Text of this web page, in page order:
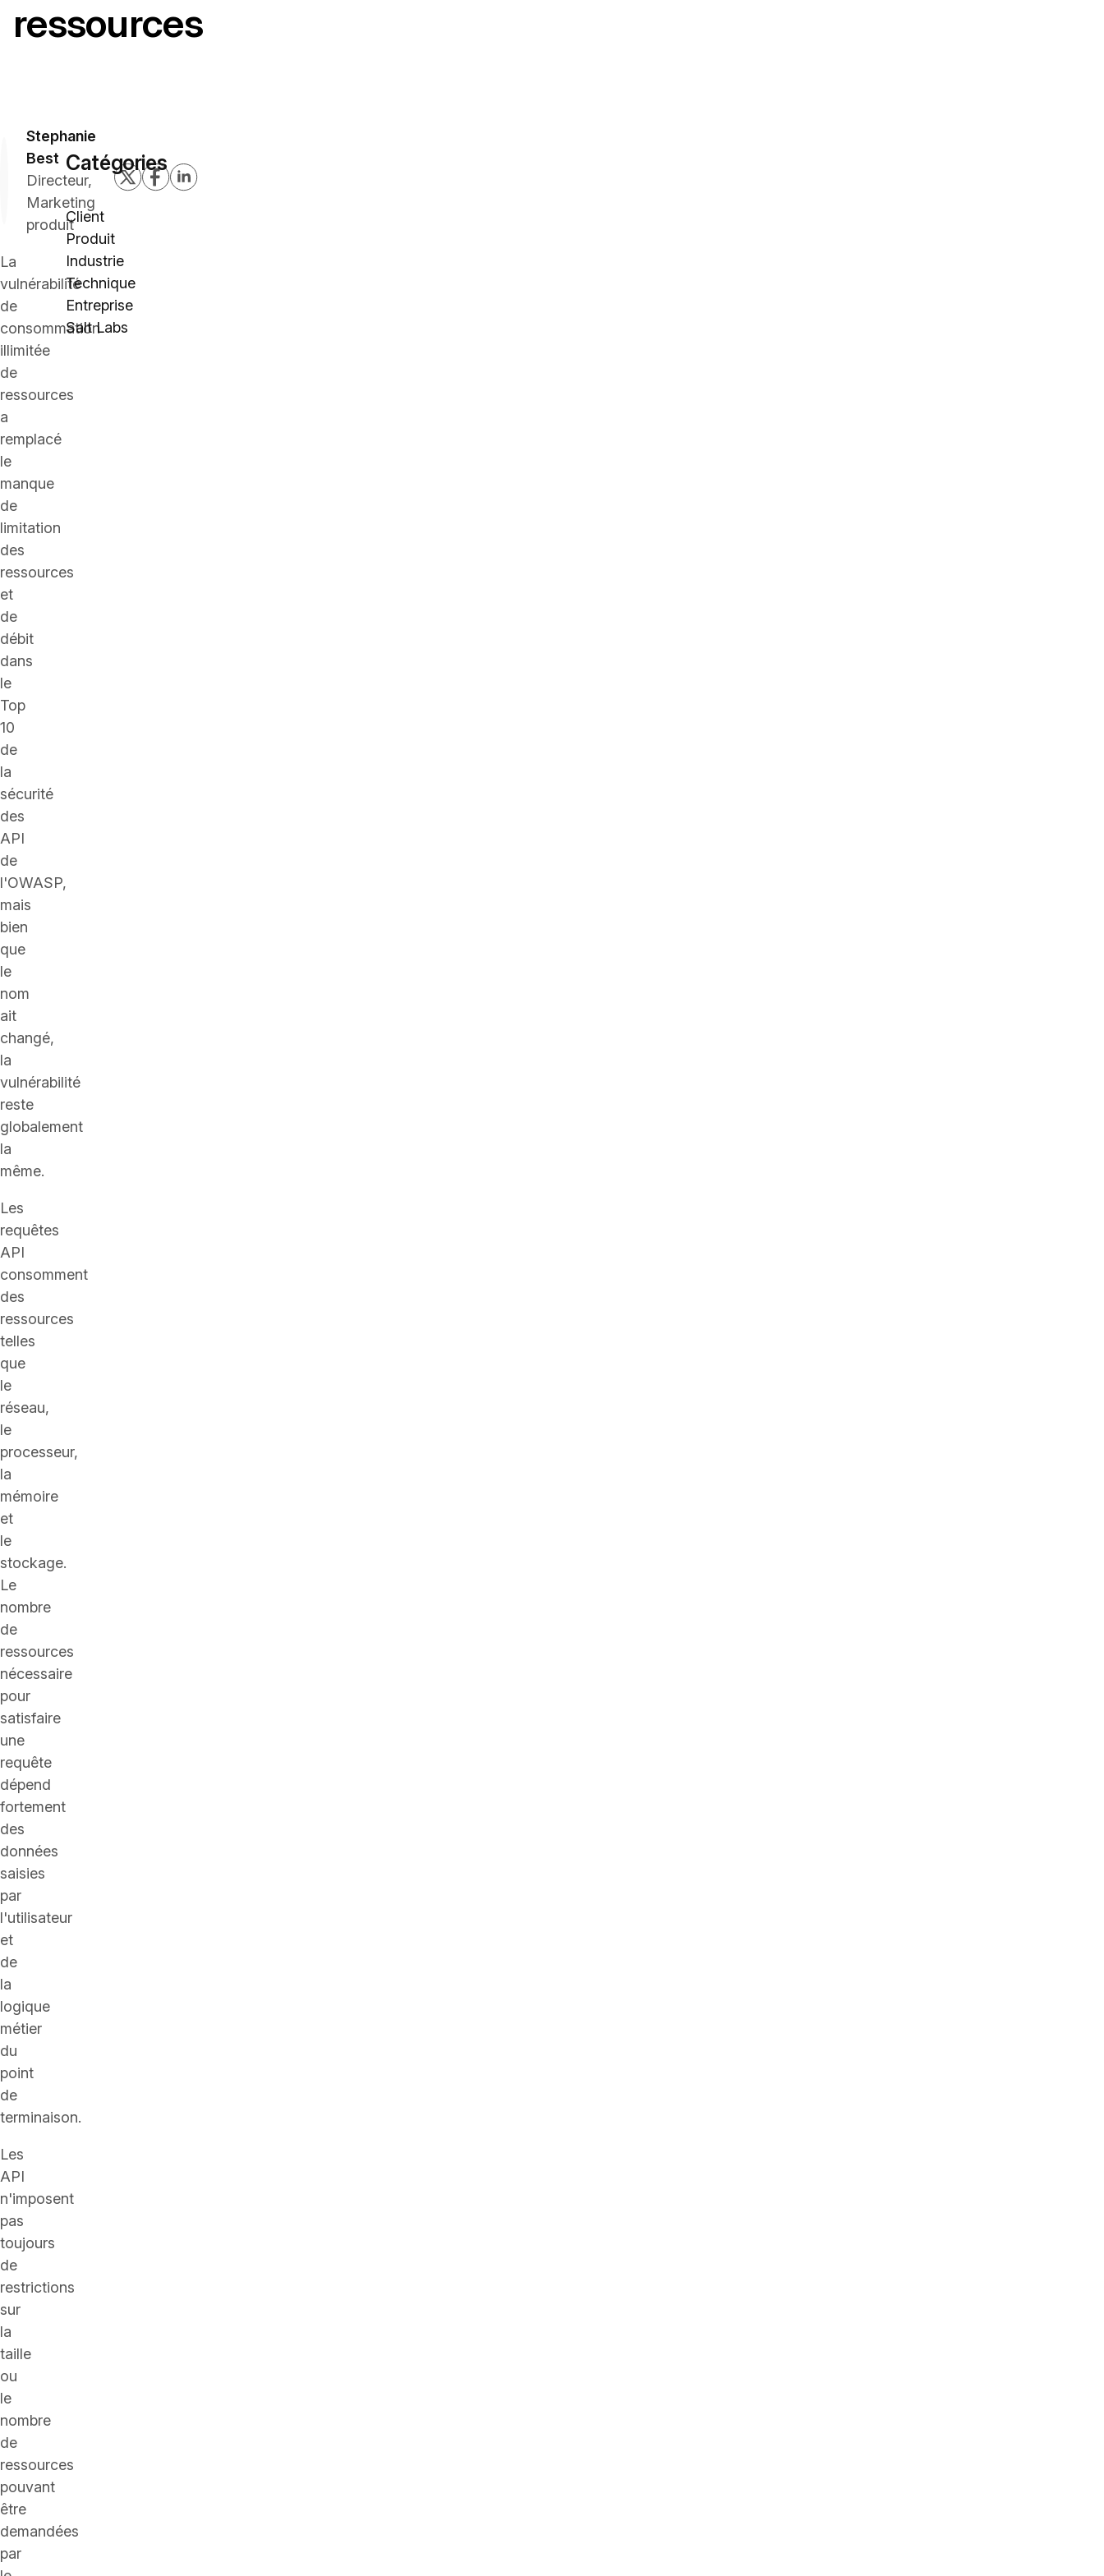
ressources
Stephanie
Best
Directeur,
Marketing
produit
La
vulnérabilité
de
consommation
illimitée
de
ressources
a
remplacé
le
manque
de
limitation
des
ressources
et
de
débit
dans
le
Top
10
de
la
sécurité
des
API
de
l'OWASP,
mais
bien
que
le
nom
ait
changé,
la
vulnérabilité
reste
globalement
la
même.
Les
requêtes
API
consomment
des
ressources
telles
que
le
réseau,
le
processeur,
la
mémoire
et
le
stockage.
Le
nombre
de
ressources
nécessaire
pour
satisfaire
une
requête
dépend
fortement
des
données
saisies
par
l'utilisateur
et
de
la
logique
métier
du
point
de
terminaison.
Les
API
n'imposent
pas
toujours
de
restrictions
sur
la
taille
ou
le
nombre
de
ressources
pouvant
être
demandées
par
Catégories
Client
Produit
Industrie
Technique
Entreprise
Salt Labs